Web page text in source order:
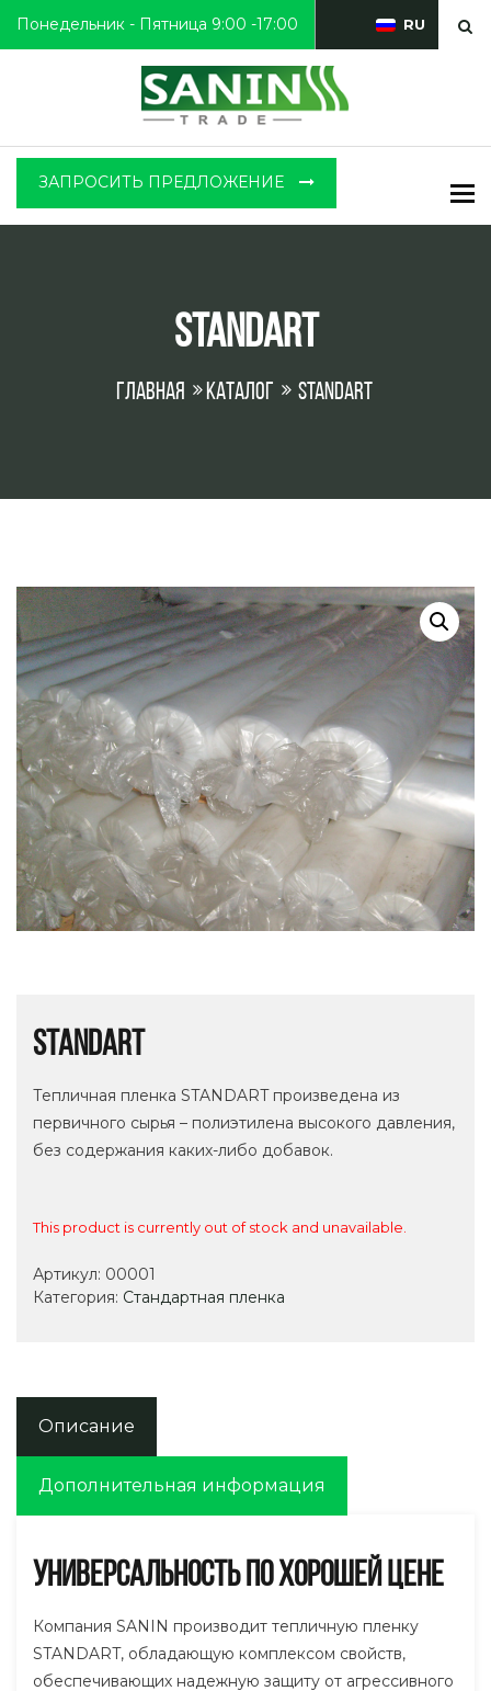
Понедельник - Пятница 9:00 -17:00 RU
ЗАПРОСИТЬ ПРЕДЛОЖЕНИЕ
STANDART
Главная Каталог STANDART
STANDART
Тепличная пленка STANDART произведена из
первичного сырья – полиэтилена высокого давления,
без содержания каких-либо добавок.
This product is currently out of stock and unavailable.
Артикул: 00001
Категория: Стандартная пленка
Описание
Дополнительная информация
Универсальность по хорошей цене
Компания SANIN производит тепличную пленку
STANDART, обладающую комплексом свойств,
обеспечивающих надежную защиту от агрессивного